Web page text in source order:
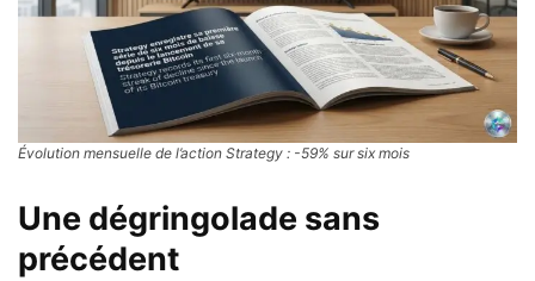
Évolution mensuelle de l’action Strategy : -59% sur six mois
Une dégringolade sans
précédent